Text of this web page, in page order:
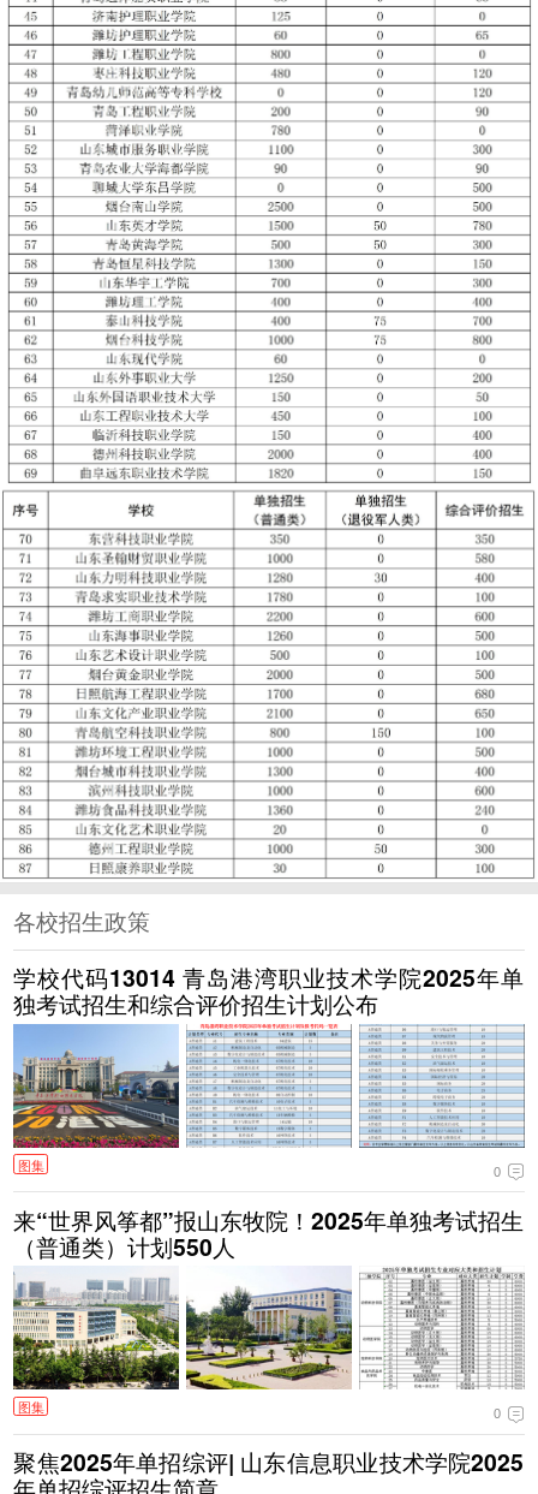
各校招生政策
学校代码13014 青岛港湾职业技术学院2025年单
独考试招生和综合评价招生计划公布
图集 0
来“世界风筝都”报山东牧院！2025年单独考试招生
（普通类）计划550人
图集 0
聚焦2025年单招综评| 山东信息职业技术学院2025